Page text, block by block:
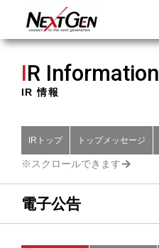
IR Information
IR 情報
IRトップ トップメッセージ
電子公告